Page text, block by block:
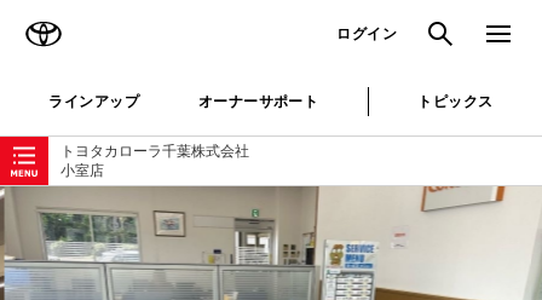
ログイン 検索 メニュ
ラインアップ オーナーサポート トピックス
トヨタカローラ千葉株式会社
小室店
ローカルナビゲーション